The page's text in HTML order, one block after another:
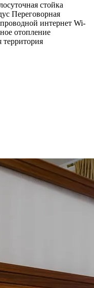
стойка
Переговорная
интернет Wi-
отопление
территория